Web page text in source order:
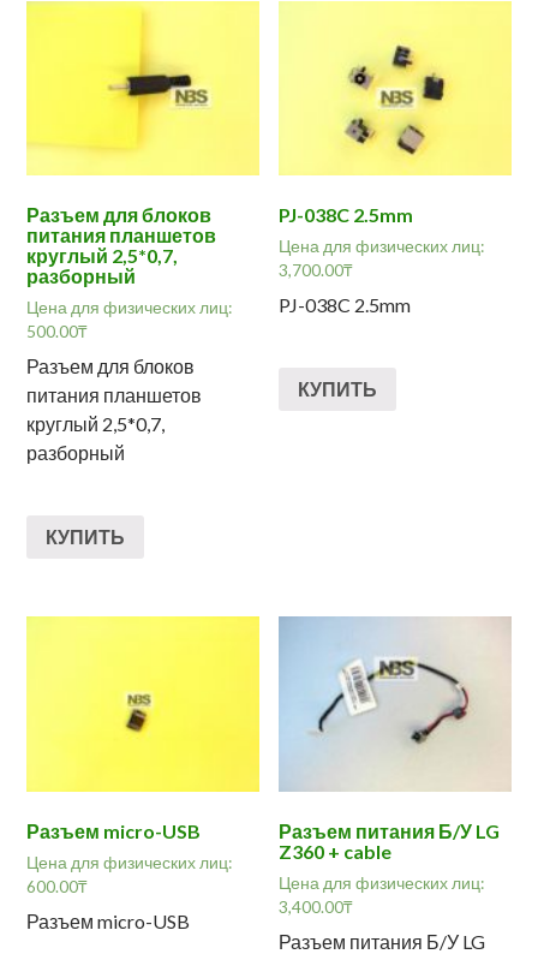
Разъем для блоков
питания планшетов
круглый 2,5*0,7,
разборный
Цена для физических лиц:
500.00₸
Разъем для блоков
питания планшетов
круглый 2,5*0,7,
разборный
КУПИТЬ
PJ-038C 2.5mm
Цена для физических лиц:
3,700.00₸
PJ-038C 2.5mm
КУПИТЬ
Разъем micro-USB
Цена для физических лиц:
600.00₸
Разъем micro-USB
Разъем питания Б/У LG
Z360 + cable
Цена для физических лиц:
3,400.00₸
Разъем питания Б/У LG